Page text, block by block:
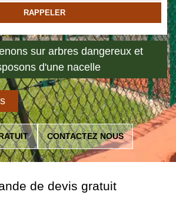
sur arbres dangereux et
d'une nacelle
CONTACTEZ NOUS
de devis gratuit